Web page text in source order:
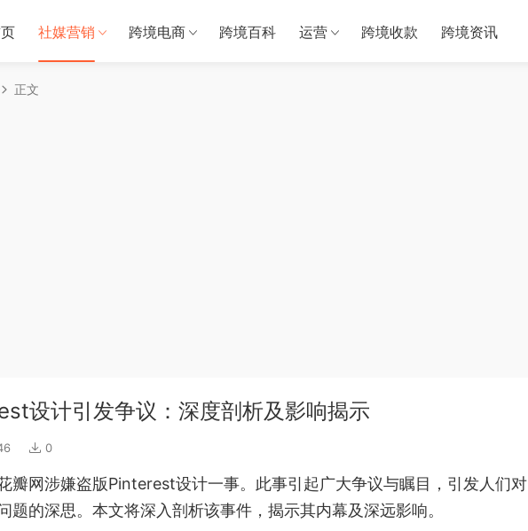
社媒营销 跨境电商 跨境百科 运营 跨境收款 跨境资讯
正文
设计引发争议：深度剖析及影响揭示
0
瓣网涉嫌盗版Pinterest设计一事。此事引起广大争议与瞩目，引发人们对
题的深思。本文将深入剖析该事件，揭示其内幕及深远影响。